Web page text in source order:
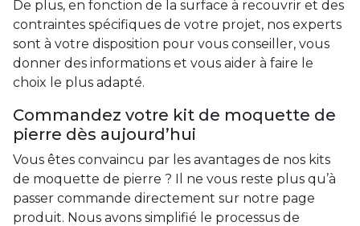
De plus, en fonction de la surface à recouvrir et des
contraintes spécifiques de votre projet, nos experts
sont à votre disposition pour vous conseiller, vous
donner des informations et vous aider à faire le
choix le plus adapté.
Commandez votre kit de moquette de
pierre dès aujourd’hui
Vous êtes convaincu par les avantages de nos kits
de moquette de pierre ? Il ne vous reste plus qu’à
passer commande directement sur notre page
produit. Nous avons simplifié le processus de